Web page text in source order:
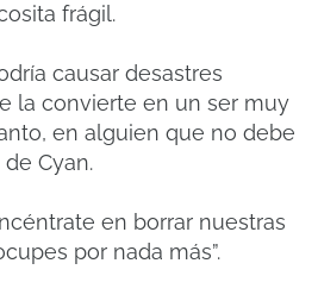
frágil.
causar desastres
la convierte en un ser muy
en alguien que no debe
Cyan.
en borrar nuestras
por nada más”.